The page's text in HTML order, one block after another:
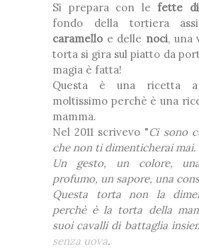
Si prepara con le fette
fondo della tortiera
caramello e delle noci, una
torta si gira sul piatto da
magia è fatta!
Questa è una ricetta
moltissimo perchè è una
mamma.
Nel 2011 scrivevo "Ci sono
che non ti dimenticherai mai.
Un gesto, un colore,
profumo, un sapore, una
Questa torta non la
perchè è la torta della
suoi cavalli di battaglia
senza uova.
❅
❆